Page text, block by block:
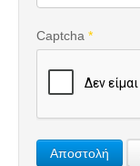
Captcha *
Αποστολή